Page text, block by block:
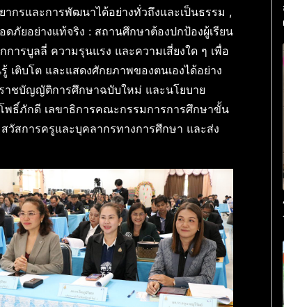
กรและการพัฒนาได้อย่างทั่วถึงและเป็นธรรม ,
ดภัยอย่างแท้จริง : สถานศึกษาต้องปกป้องผู้เรียน
ารบูลลี่ ความรุนแรง และความเสี่ยงใด ๆ เพื่อ
เติบโต และแสดงศักยภาพของตนเองได้อย่าง
าชบัญญัติการศึกษาฉบับใหม่ และนโยบาย
ธิ์ภักดี เลขาธิการคณะกรรมการการศึกษาขั้น
วัสการครูและบุคลากรทางการศึกษา และส่ง